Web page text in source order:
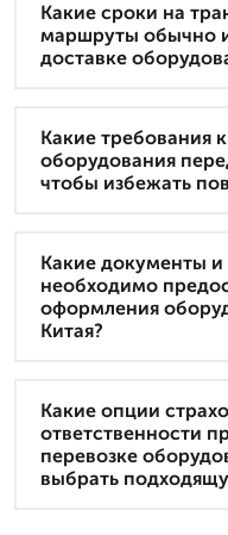
Какие сроки на
маршруты обычно
доставке
Какие требования
оборудования
чтобы избежать
Какие документы и
необходимо
оформления
Китая?
Какие опции
ответственности
перевозке
выбрать